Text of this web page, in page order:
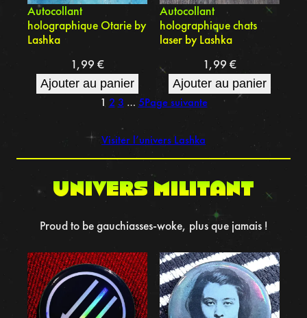
Autocollant
holographique Otarie by
Lashka
1,99€
Ajouter au panier
Autocollant
holographique chats
laser by Lashka
1,99 €
Ajouter au panier
1 2 3 … 5Page suivante
Visiter l’univers Lashka
UNIVERS MILITANT
Proud to be gauchiasses-woke, plus que jamais !